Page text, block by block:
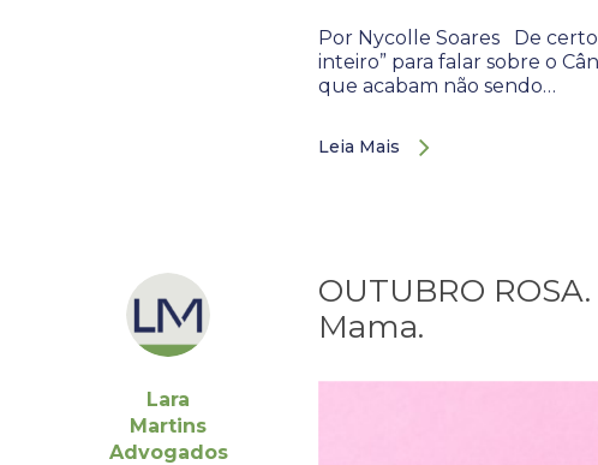
Por Nycolle Soares De
inteiro” para falar sobre o
que acabam não sendo…
Leia Mais
Lara
Martins
Advogados
OUTUBRO
Mama.